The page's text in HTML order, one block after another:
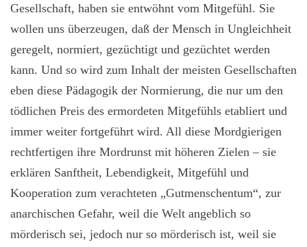
Gesellschaft, haben sie entwöhnt vom Mitgefühl. Sie
wollen uns überzeugen, daß der Mensch in Ungleichheit
geregelt, normiert, gezüchtigt und gezüchtet werden
kann. Und so wird zum Inhalt der meisten Gesellschaften
eben diese Pädagogik der Normierung, die nur um den
tödlichen Preis des ermordeten Mitgefühls etabliert und
immer weiter fortgeführt wird. All diese Mordgierigen
rechtfertigen ihre Mordrunst mit höheren Zielen – sie
erklären Sanftheit, Lebendigkeit, Mitgefühl und
Kooperation zum verachteten „Gutmenschentum“, zur
anarchischen Gefahr, weil die Welt angeblich so
mörderisch sei, jedoch nur so mörderisch ist, weil sie